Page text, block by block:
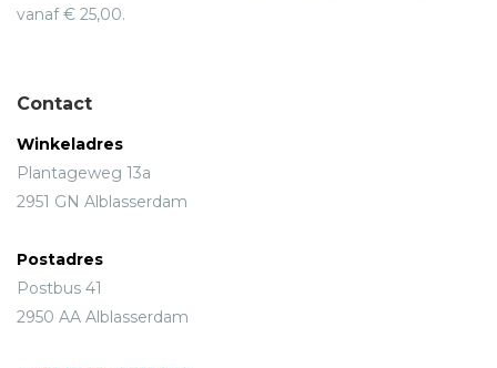
vanaf € 25,00.
Contact
Winkeladres
Plantageweg 13a
2951 GN Alblasserdam
Postadres
Postbus 41
2950 AA Alblasserdam